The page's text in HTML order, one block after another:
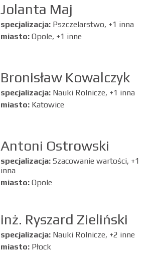
Jolanta Maj
specjalizacja: Pszczelarstwo, +1 inna
miasto: Opole, +1 inne
Bronisław Kowalczyk
specjalizacja: Nauki Rolnicze, +1 inna
miasto: Katowice
Antoni Ostrowski
specjalizacja: Szacowanie wartości, +1
inna
miasto: Opole
inż. Ryszard Zieliński
specjalizacja: Nauki Rolnicze, +2 inne
miasto: Płock